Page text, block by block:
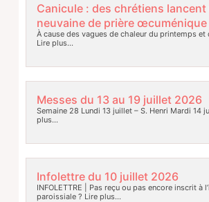
Canicule : des chrétiens lancent
neuvaine de prière œcuménique
À cause des vagues de chaleur du printemps et
Lire plus…
Messes du 13 au 19 juillet 2026
Semaine 28 Lundi 13 juillet – S. Henri Mardi 14
plus…
Infolettre du 10 juillet 2026
INFOLETTRE | Pas reçu ou pas encore inscrit à
paroissiale ? Lire plus…